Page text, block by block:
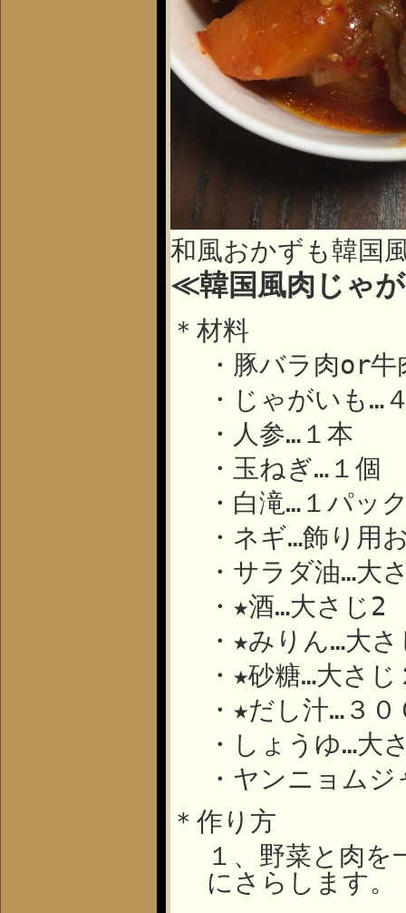
和風おかずも韓国
≪韓国風肉じゃ
＊材料
・豚バラ肉or牛
・じゃがいも…
・人参…１本
・玉ねぎ…１個
・白滝…１パッ
・ネギ…飾り用
・サラダ油…大
・★酒…大さじ 2
・★みりん…大
・★砂糖…大さ
・★だし汁…３
・しょうゆ…
・ヤンニョム
＊作り方
１、野菜と肉
にさらします。